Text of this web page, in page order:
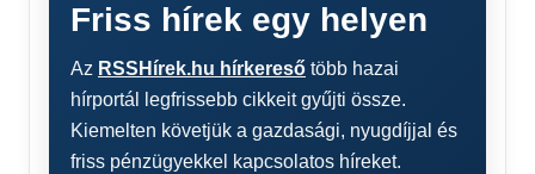
Friss hírek egy helyen
Az RSSHírek.hu hírkereső több hazai
hírportál legfrissebb cikkeit gyűjti össze.
Kiemelten követjük a gazdasági, nyugdíjjal és
friss pénzügyekkel kapcsolatos híreket.